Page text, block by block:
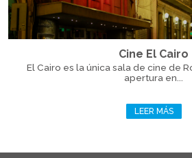
Cine El Cairo
El Cairo es la única sala de cine de
apertura en...
LEER MÁS